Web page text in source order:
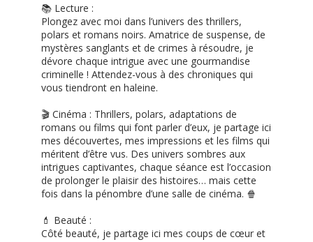
📚 Lecture :
Plongez avec moi dans l’univers des thrillers,
polars et romans noirs. Amatrice de suspense, de
mystères sanglants et de crimes à résoudre, je
dévore chaque intrigue avec une gourmandise
criminelle ! Attendez-vous à des chroniques qui
vous tiendront en haleine.
🎬 Cinéma : Thrillers, polars, adaptations de
romans ou films qui font parler d’eux, je partage ici
mes découvertes, mes impressions et les films qui
méritent d’être vus. Des univers sombres aux
intrigues captivantes, chaque séance est l’occasion
de prolonger le plaisir des histoires… mais cette
fois dans la pénombre d’une salle de cinéma. 🍿
💄 Beauté :
Côté beauté, je partage ici mes coups de cœur et